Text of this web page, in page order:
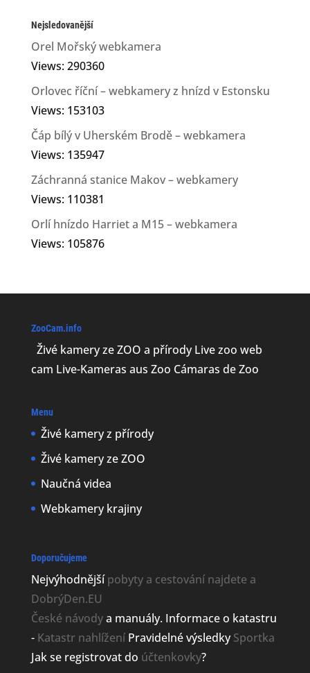
Nejsledovanější
Orel Mořský webkamera
Views: 290360
Orlovec říční – webkamery z hnízd v Estonsku
Views: 153103
Čáp bílý v Uherském Brodě – webkamera
Views: 135947
Záchranná stanice Makov – webkamery
Views: 110381
Orlí hnízdo Harriet a M15 – webkamera
Views: 105876
ZooCam.info
Živé kamery ze ZOO a přírody Live zoo web
cam Live-Kameras aus Zoo Cámaras de Zoo
Menu
Živé kamery z přírody
Živé kamery ze ZOO
Naučná videa
Webkamery krajiny
Doporučujeme
Nejvýhodnějšípobyty a cestování najdete a
DobrýDen.EU
České návodya manuály. Informace o katastru
- Katastr nahlíženíPravidelné výsledkySportka
Jak se registrovat do účtenkovky?